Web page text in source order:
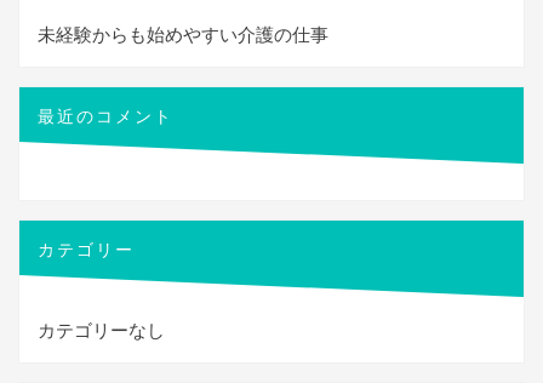
未経験からも始めやすい介護の仕事
最近のコメント
カテゴリー
カテゴリーなし